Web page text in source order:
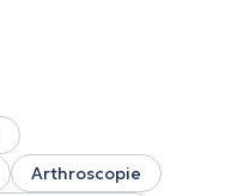
Arthroscopie